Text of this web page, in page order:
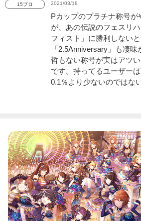
15プロ 2021/03/18
Pカップのプラチナ称号が
が、あの伝説のフェスリ
フィスト」に勝利しない
「2.5Anniversary」も凄
哲もない称号が実はアツ
です。持ってるユーザー
0.1％より少ないのではな